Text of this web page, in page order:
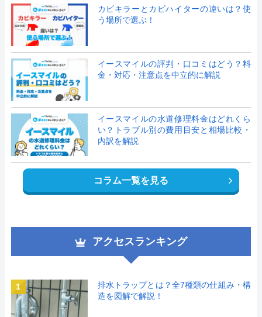
カビキラーとカビハイターの違いは？使
う場所で選ぶ！
イースマイルの評判・口コミはどう？料
金・対応・注意点を中立的に解説
イースマイルの水道修理料金はどれくら
い？トラブル別の費用目安と相場比較・
内訳を解説
コラム一覧を見る
アクセスランキング
1
排水トラップとは？全7種類の仕組み・構
造を図解で解説！